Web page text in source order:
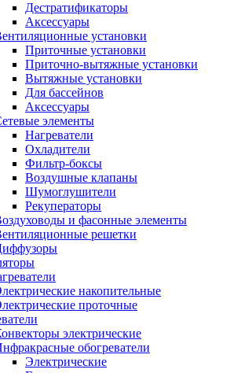
Дестратификаторы
Аксессуары
установки
Приточные установки
Приточно-вытяжные установки
Вытяжные установки
Для бассейнов
Аксессуары
элементы
Нагреватели
Охладители
Фильтр-боксы
Воздушные клапаны
Шумоглушители
Рекуператоры
и фасонные элементы
решетки
накопительные
проточные
электрические
обогреватели
Электрические